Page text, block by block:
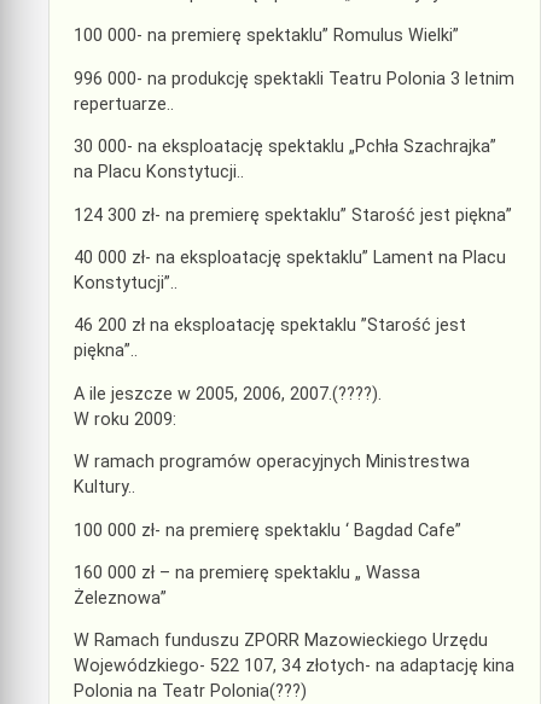
100 000- na premierę spektaklu” Romulus Wielki”
996 000- na produkcję spektakli Teatru Polonia 3 letnim
repertuarze..
30 000- na eksploatację spektaklu „Pchła Szachrajka”
na Placu Konstytucji..
124 300 zł- na premierę spektaklu” Starość jest piękna”
40 000 zł- na eksploatację spektaklu” Lament na Placu
Konstytucji”..
46 200 zł na eksploatację spektaklu ”Starość jest
piękna”..
A ile jeszcze w 2005, 2006, 2007.(????).
W roku 2009:
W ramach programów operacyjnych Ministrestwa
Kultury..
100 000 zł- na premierę spektaklu ‘ Bagdad Cafe”
160 000 zł – na premierę spektaklu „ Wassa
Żeleznowa”
W Ramach funduszu ZPORR Mazowieckiego Urzędu
Wojewódzkiego- 522 107, 34 złotych- na adaptację kina
Polonia na Teatr Polonia(???)